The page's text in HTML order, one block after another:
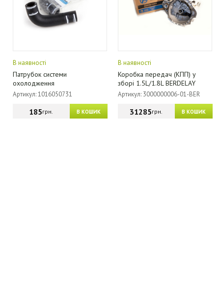
В наявності
Патрубок системи
охолодження
Артикул: 1016050731
В КОШИК
185грн.
В наявності
Коробка передач (КПП) у
зборі 1.5L/1.8L BERDELAY
Артикул: 3000000006-01-BER
В КОШИК
31285грн.